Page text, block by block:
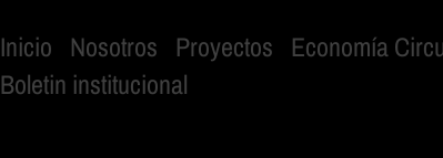
Inicio Nosotros Proyectos Economía
Boletin institucional